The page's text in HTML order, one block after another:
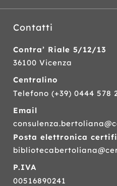
Contatti
Contra’ Riale 5/12/13
36100 Vicenza
Centralino
Telefono(+39) 0444 578
Email
Posta elettronica
P.IVA
00516890241